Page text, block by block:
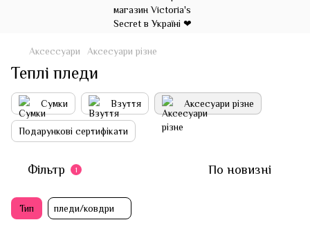
Аксессуари Аксесуари різне
Теплі пледи
Сумки Взуття Аксесуари різне
Подарункові сертифікати
Фільтр 1 По новизні
Тип пледи/ковдри